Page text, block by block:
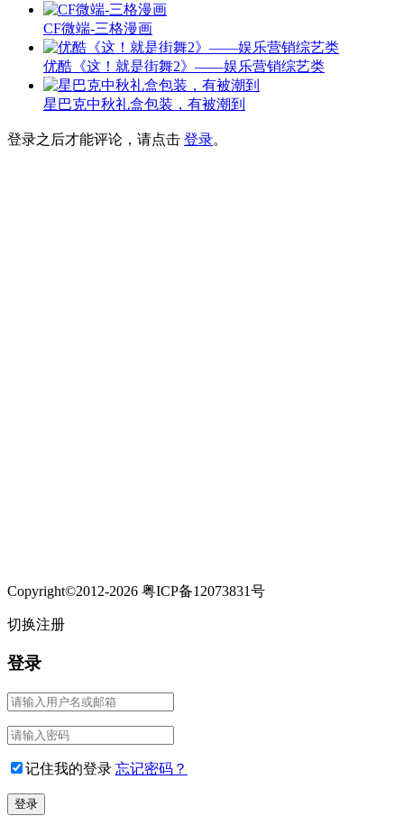
CF微端-三格漫画
优酷《这！就是街舞2》——娱乐营销综艺类
星巴克中秋礼盒包装，有被潮到
登录之后才能评论，请点击 登录。
Copyright©2012-2026 粤ICP备12073831号
切换注册
登录
记住我的登录 忘记密码？